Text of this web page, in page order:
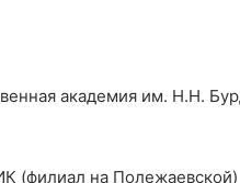
академия им. Н.Н.
(филиал на Полежаевской)